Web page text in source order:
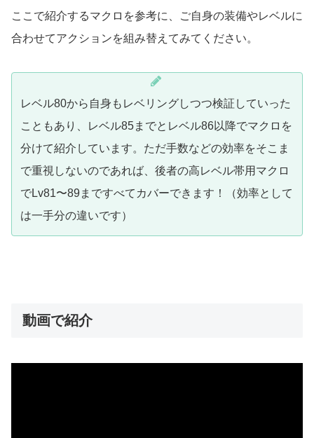
ここで紹介するマクロを参考に、ご自身の装備やレベルに
合わせてアクションを組み替えてみてください。
レベル80から自身もレベリングしつつ検証していった
こともあり、レベル85までとレベル86以降でマクロを
分けて紹介しています。ただ手数などの効率をそこま
で重視しないのであれば、後者の高レベル帯用マクロ
でLv81〜89まですべてカバーできます！（効率として
は一手分の違いです）
動画で紹介